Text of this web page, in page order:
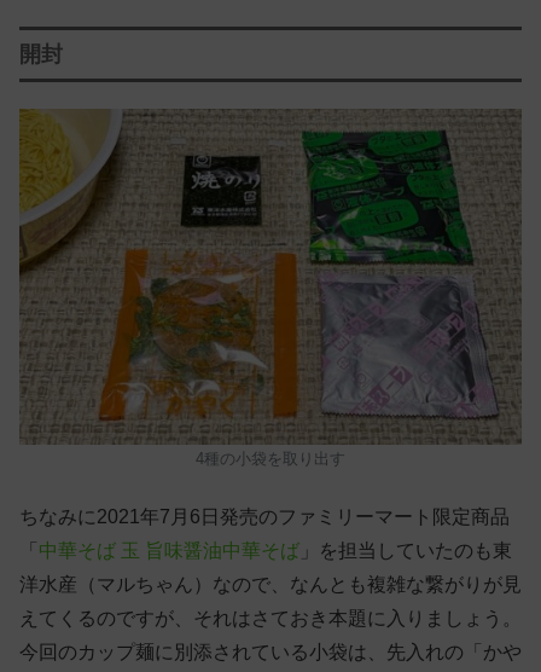
開封
4種の小袋を取り出す
ちなみに2021年7月6日発売のファミリーマート限定商品
「 中華そば 玉 旨味醤油中華そば 」を担当していたのも東
洋水産（マルちゃん）なので、なんとも複雑な繋がりが見
えてくるのですが、それはさておき本題に入りましょう。
今回のカップ麺に別添されている小袋は、先入れの「かや